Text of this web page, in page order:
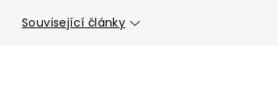
Související články